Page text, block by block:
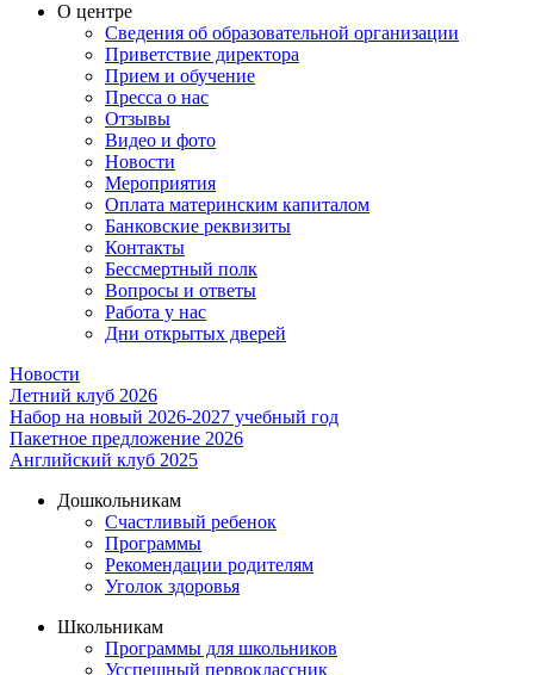
О центре
Сведения об образовательной организации
Приветствие директора
Прием и обучение
Пресса о нас
Отзывы
Видео и фото
Новости
Мероприятия
Оплата материнским капиталом
Банковские реквизиты
Контакты
Бессмертный полк
Вопросы и ответы
Работа у нас
Дни открытых дверей
Новости
Летний клуб 2026
Набор на новый 2026-2027 учебный год
Пакетное предложение 2026
Английский клуб 2025
Дошкольникам
Счастливый ребенок
Программы
Рекомендации родителям
Уголок здоровья
Школьникам
Программы для школьников
Усспешный первоклассник